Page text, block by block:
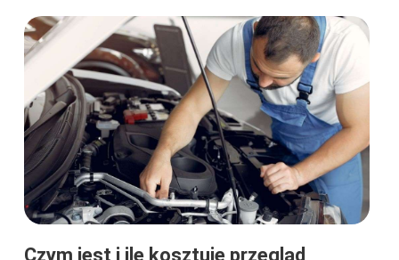
Czym jest i ile kosztuje przegląd